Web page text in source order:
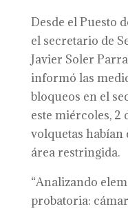
Desde el Puesto
el secretario de
Javier Soler
informó las
bloqueos en el
este miércoles, 2
volquetas habían
área restringida.
“Analizando
probatoria: